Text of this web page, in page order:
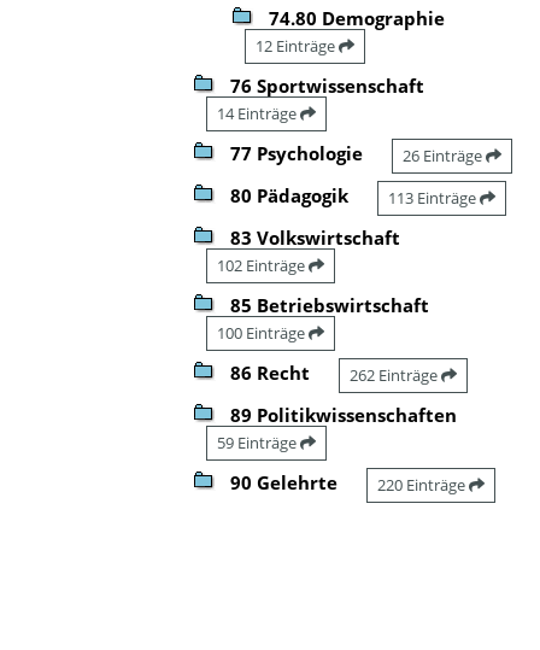
74.80 Demographie
12 Einträge
76 Sportwissenschaft
14 Einträge
77 Psychologie 26 Einträge
80 Pädagogik 113 Einträge
83 Volkswirtschaft
102 Einträge
85 Betriebswirtschaft
100 Einträge
86 Recht 262 Einträge
89 Politikwissenschaften
59 Einträge
90 Gelehrte 220 Einträge